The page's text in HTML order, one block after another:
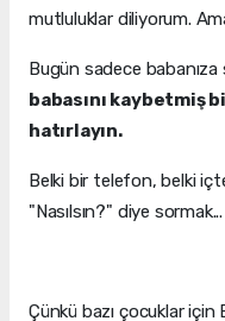
mutluluklar diliyorum.
Bugün sadece babanıza
babasını kaybetmiş
hatırlayın.
Belki bir telefon, belki
"Nasılsın?" diye sormak...
Çünkü bazı çocuklar